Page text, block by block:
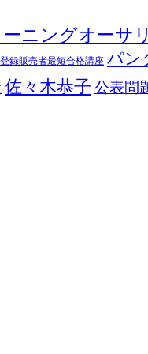
ーニングオーサ
録販売者最短合格講座 パン
佐々木恭子 公表問